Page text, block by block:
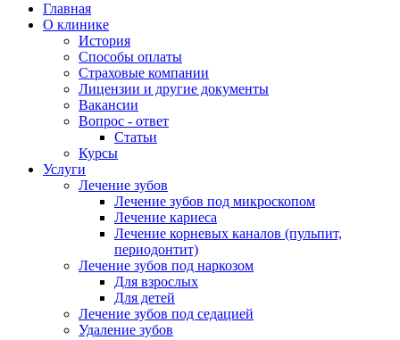
Главная
О клинике
История
Способы оплаты
Страховые компании
Лицензии и другие документы
Вакансии
Вопрос - ответ
Статьи
Курсы
Услуги
Лечение зубов
Лечение зубов под микроскопом
Лечение кариеса
Лечение корневых каналов (пульпит,
периодонтит)
Лечение зубов под наркозом
Для взрослых
Для детей
Лечение зубов под седацией
Удаление зубов